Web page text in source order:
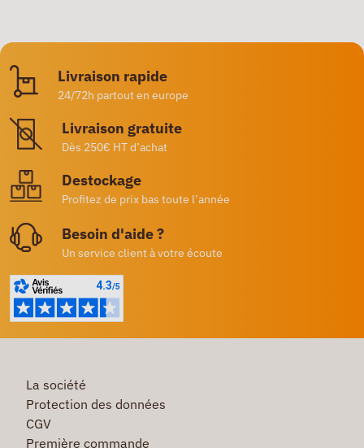
Livraison rapide
24/72h partout en europe
Livraison gratuite
Dès 250€ HT d’achat
Destockage
Profitez de prix bas toute l’année
Besoin d'aide ?
Un service client à votre écoute
La société
Protection des données
CGV
Première commande